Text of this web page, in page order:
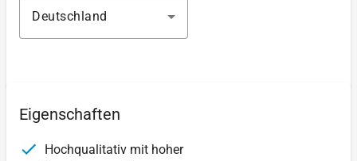
Deutschland
Eigenschaften
Hochqualitativ mit hoher